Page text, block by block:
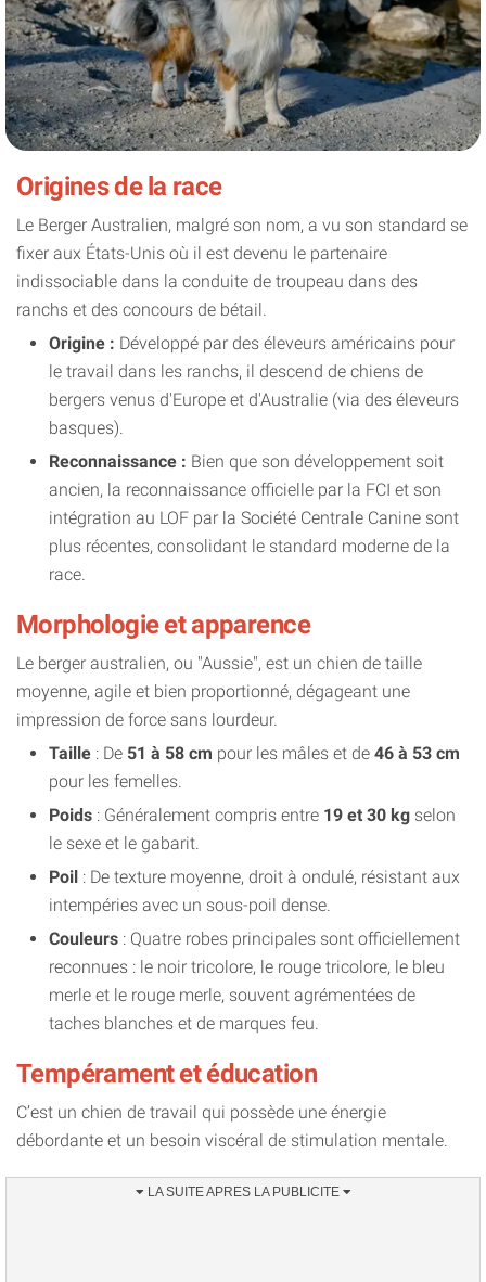
Origines de la race
Le Berger Australien, malgré son nom, a vu son standard se
fixer aux États-Unis où il est devenu le partenaire
indissociable dans la conduite de troupeau dans des
ranchs et des concours de bétail.
Origine : Développé par des éleveurs américains pour
le travail dans les ranchs, il descend de chiens de
bergers venus d'Europe et d'Australie (via des éleveurs
basques).
Reconnaissance : Bien que son développement soit
ancien, la reconnaissance officielle par la FCI et son
intégration au LOF par la Société Centrale Canine sont
plus récentes, consolidant le standard moderne de la
race.
Morphologie et apparence
Le berger australien, ou "Aussie", est un chien de taille
moyenne, agile et bien proportionné, dégageant une
impression de force sans lourdeur.
Taille : De 51 à 58 cm pour les mâles et de 46 à 53 cm
pour les femelles.
Poids : Généralement compris entre 19 et 30 kg selon
le sexe et le gabarit.
Poil : De texture moyenne, droit à ondulé, résistant aux
intempéries avec un sous-poil dense.
Couleurs : Quatre robes principales sont officiellement
reconnues : le noir tricolore, le rouge tricolore, le bleu
merle et le rouge merle, souvent agrémentées de
taches blanches et de marques feu.
Tempérament et éducation
C’est un chien de travail qui possède une énergie
débordante et un besoin viscéral de stimulation mentale.